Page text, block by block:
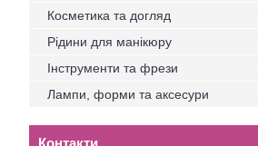
Косметика та догляд
Рідини для манікюру
Інструменти та фрези
Лампи, форми та аксесури
Контакти